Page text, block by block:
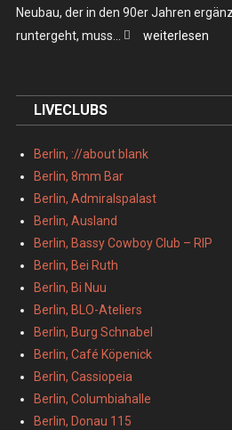
Neubau, der in den 90er Jahren
runtergeht, muss…
Berlin,
weiterlesen
LIVECLUBS
Berlin, ://about blank
Berlin, 8mm Bar
Berlin, Admiralspalast
Berlin, Ausland
Berlin, Bassy Cowboy Club – RIP
Berlin, Bei Ruth
Berlin, Bi Nuu
Berlin, BLO-Ateliers
Berlin, Burg Schnabel
Berlin, Café Köpenick
Berlin, Cassiopeia
Berlin, Columbiahalle
Berlin, Donau 115